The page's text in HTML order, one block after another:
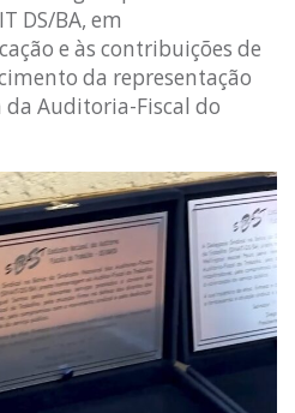
DS/BA, em
e às contribuições de
da representação
da Auditoria-Fiscal do